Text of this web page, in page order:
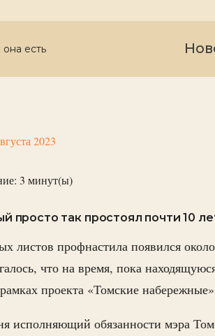
есть
2023
3 минут(ы)
просто так простоял почти 10
листов профнастила появился
что на время, пока
проекта «Томские
исполняющий обязанности мэра